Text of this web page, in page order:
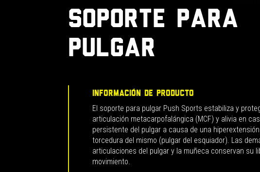
Soporte para
pulgar
INFORMACIÓN DE PRODUCTO
El soporte para pulgar Push Sports estabiliza y
articulación metacarpofalángica (MCF) y alivia en
persistente del pulgar a causa de una
torcedura del mismo (pulgar del esquiador). Las
articulaciones del pulgar y la muñeca conservan su
movimiento.